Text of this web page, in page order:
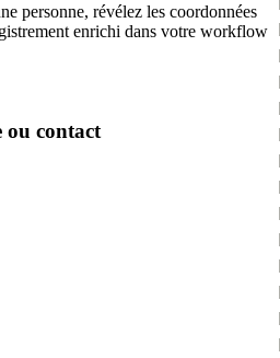
personne, révélez les coordonnées
enrichi dans votre workflow
ou contact